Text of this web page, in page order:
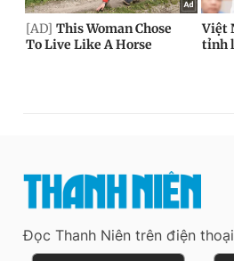
Đọc Thanh Niên trên điện thoại